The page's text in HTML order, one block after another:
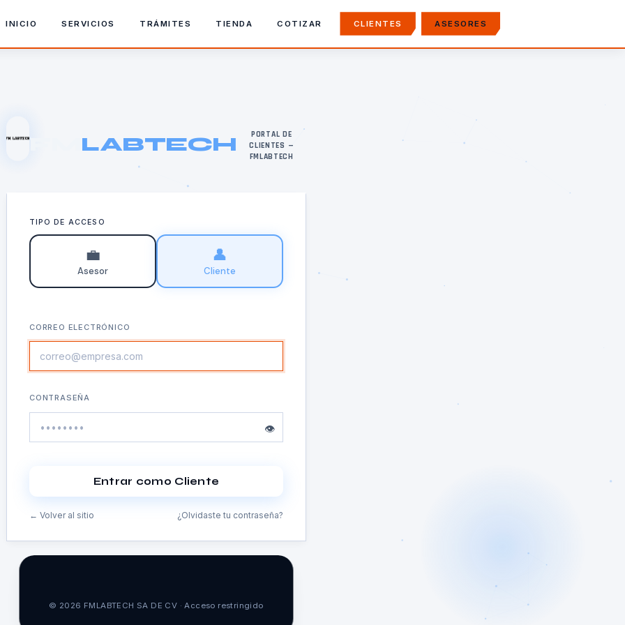
INICIO SERVICIOS TRÁMITES TIENDA COTIZAR CLIENTES ASESORES
LABTECH
PORTAL DE
CLIENTES —
FMLABTECH
TIPO DE ACCESO
💼
Asesor
👤
Cliente
CORREO ELECTRÓNICO
CONTRASEÑA
👁
Entrar como Cliente
← Volver al sitio ¿Olvidaste tu contraseña?
© 2026 FMLABTECH SA DE CV · Acceso restringido